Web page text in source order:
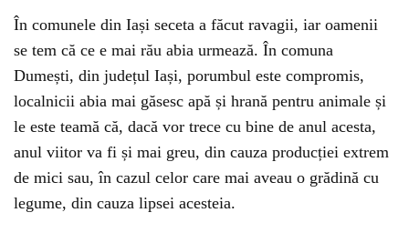
În comunele din Iași seceta a făcut ravagii, iar oamenii
se tem că ce e mai rău abia urmează. În comuna
Dumești, din județul Iași, porumbul este compromis,
localnicii abia mai găsesc apă și hrană pentru animale și
le este teamă că, dacă vor trece cu bine de anul acesta,
anul viitor va fi și mai greu, din cauza producției extrem
de mici sau, în cazul celor care mai aveau o grădină cu
legume, din cauza lipsei acesteia.